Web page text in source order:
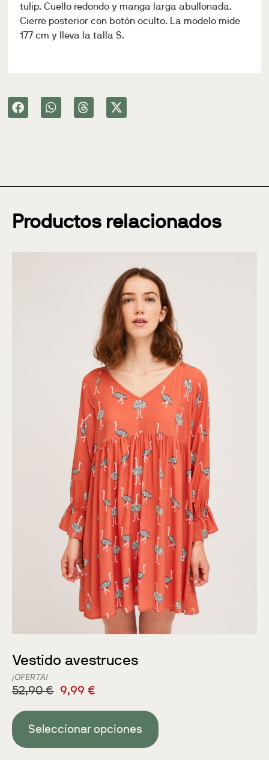
tulip. Cuello redondo y manga larga abullonada.
Cierre posterior con botón oculto. La modelo mide
177 cm y lleva la talla S.
Productos relacionados
¡OFERTA!
Vestido avestruces
52,90€ 9,99 €
Seleccionar opciones